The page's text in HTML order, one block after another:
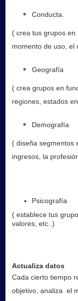
Conducta.
( crea tus grupos
momento de uso, el
Geografía
( crea grupos en
regiones, estados
Demografía
( diseña segmentos
ingresos, la
Psicografía
( establece tus
valores, etc..)
Actualiza datos
Cada cierto tiempo
objetivo, analiza el